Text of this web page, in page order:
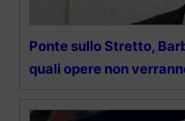
Ponte sullo Stretto,
quali opere non